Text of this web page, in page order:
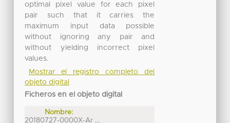
optimal pixel value for each pixel
pair such that it carries the
maximum input data possible
without ignoring any pair and
without yielding incorrect pixel
values.
Mostrar el registro completo del
objeto digital
Ficheros en el objeto digital
Nombre:
20180727-0000X-Ar ...